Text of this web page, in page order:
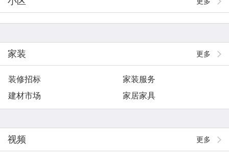
更多
家装
装修招标
家装服务
建材市场
家居家具
更多
视频